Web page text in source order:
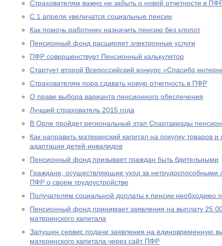
Страхователям важно не забыть о новой отчетности в
С 1 апреля увеличатся социальные пенсии
Как помочь работнику назначить пенсию без хлопот
Пенсионный фонд расширяет электронные услуги
ПФР совершенствует Пенсионный калькулятор
Стартует второй Всероссийский конкурс «Спасибо
Страхователям пора сдавать новую отчетность в ПФР
О праве выбора варианта пенсионного обеспечения
Лучший страхователь 2015 года
В Орле пройдет региональный этап Спартакиады
Как направить материнский капитал на покупку товаров
адаптации детей-инвалидов
Пенсионный фонд призывает граждан быть бдительными
Граждане, осуществляющие уход за
ПФР о своем трудоустройстве
Получателям социальной доплаты к пенсии необходимо
Пенсионный фонд принимает заявления на выплату 25
материнского капитала
Запущен сервис подачи заявления на единовременную
материнского капитала через сайт ПФР